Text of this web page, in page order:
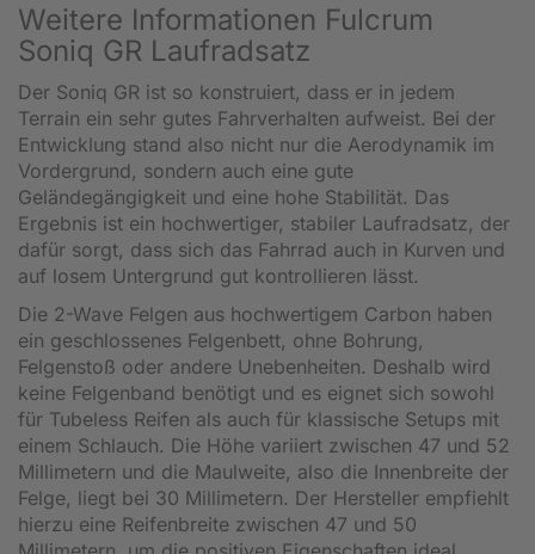
Weitere Informationen Fulcrum
Soniq GR Laufradsatz
Der Soniq GR ist so konstruiert, dass er in jedem
Terrain ein sehr gutes Fahrverhalten aufweist. Bei der
Entwicklung stand also nicht nur die Aerodynamik im
Vordergrund, sondern auch eine gute
Geländegängigkeit und eine hohe Stabilität. Das
Ergebnis ist ein hochwertiger, stabiler Laufradsatz, der
dafür sorgt, dass sich das Fahrrad auch in Kurven und
auf losem Untergrund gut kontrollieren lässt.
Die 2-Wave Felgen aus hochwertigem Carbon haben
ein geschlossenes Felgenbett, ohne Bohrung,
Felgenstoß oder andere Unebenheiten. Deshalb wird
keine Felgenband benötigt und es eignet sich sowohl
für Tubeless Reifen als auch für klassische Setups mit
einem Schlauch. Die Höhe variiert zwischen 47 und 52
Millimetern und die Maulweite, also die Innenbreite der
Felge, liegt bei 30 Millimetern. Der Hersteller empfiehlt
hierzu eine Reifenbreite zwischen 47 und 50